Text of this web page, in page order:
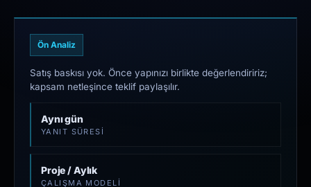
Ön Analiz
Satış baskısı yok. Önce yapınızı birlikte değerlendiririz;
kapsam netleşince teklif paylaşılır.
Aynı gün
YANIT SÜRESI
Proje / Aylık
ÇALIŞMA MODELI